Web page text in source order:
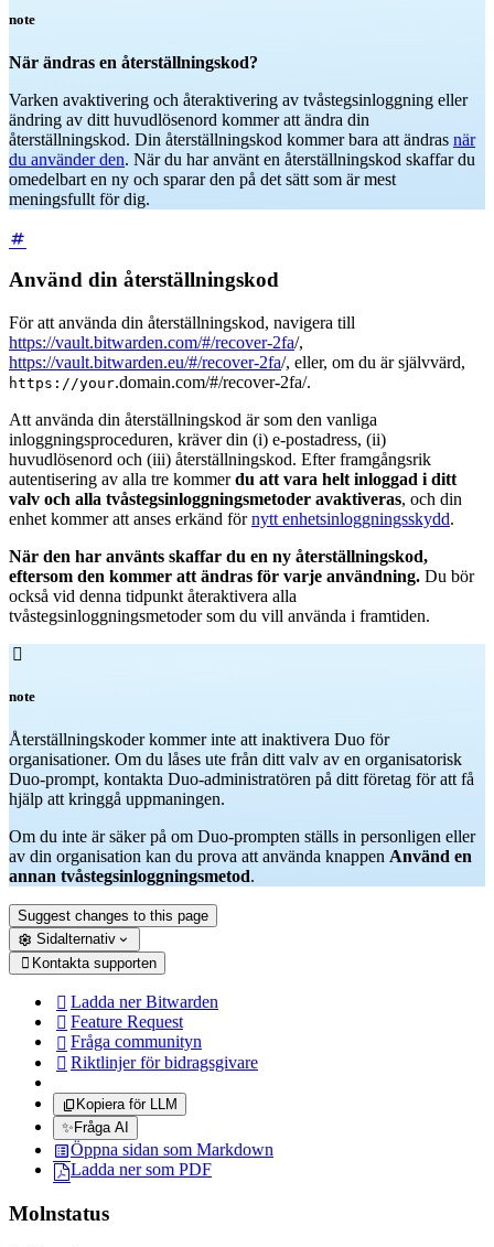
note
När ändras en återställningskod?
Varken avaktivering och återaktivering av tvåstegsinloggning eller
ändring av ditt huvudlösenord kommer att ändra din
återställningskod. Din återställningskod kommer bara att ändras när
du använder den. När du har använt en återställningskod skaffar du
omedelbart en ny och sparar den på det sätt som är mest
meningsfullt för dig.
Använd din återställningskod
För att använda din återställningskod, navigera till
https://vault.bitwarden.com/#/recover-2fa/,
https://vault.bitwarden.eu/#/recover-2fa/, eller, om du är självvärd,
https://your.domain.com/#/recover-2fa/.
Att använda din återställningskod är som den vanliga
inloggningsproceduren, kräver din (i) e-postadress, (ii)
huvudlösenord och (iii) återställningskod. Efter framgångsrik
autentisering av alla tre kommerdu att vara helt inloggad i ditt
valv och alla tvåstegsinloggningsmetoder avaktiveras, och din
enhet kommer att anses erkänd förnytt enhetsinloggningsskydd.
När den har använts skaffar du en ny återställningskod,
eftersom den kommer att ändras för varje användning. Du bör
också vid denna tidpunkt återaktivera alla
tvåstegsinloggningsmetoder som du vill använda i framtiden.

note
Återställningskoder kommer inte att inaktivera Duo för
organisationer. Om du låses ute från ditt valv av en organisatorisk
Duo-prompt, kontakta Duo-administratören på ditt företag för att få
hjälp att kringgå uppmaningen.
Om du inte är säker på om Duo-prompten ställs in personligen eller
av din organisation kan du prova att använda knappen Använd en
annan tvåstegsinloggningsmetod.
Suggest changes to this page
Sidalternativ
 Kontakta supporten
 Ladda ner Bitwarden
 Feature Request
 Fråga communityn
 Riktlinjer för bidragsgivare
Kopiera för LLM
✨ Fråga AI
Öppna sidan som Markdown
Ladda ner som PDF
Molnstatus